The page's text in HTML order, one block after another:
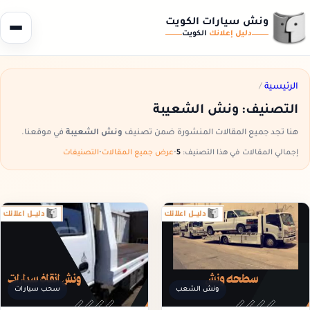
ونش سيارات الكويت
دليل إعلانك الكويت
الرئيسية /
التصنيف: ونش الشعيبة
هنا تجد جميع المقالات المنشورة ضمن تصنيف ونش الشعيبة في موقعنا.
إجمالي المقالات في هذا التصنيف: •عرض جميع المقالات•التصنيفات
ونش الشعب سحب سيارات